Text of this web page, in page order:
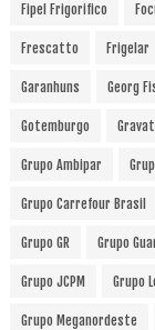
Fipel Frigorifico
Frescatto Frigelar
Garanhuns Georg
Gotemburgo
Grupo Ambipar
Grupo Carrefour Brasil
Grupo GR Grupo
Grupo JCPM Grupo
Grupo Meganordeste